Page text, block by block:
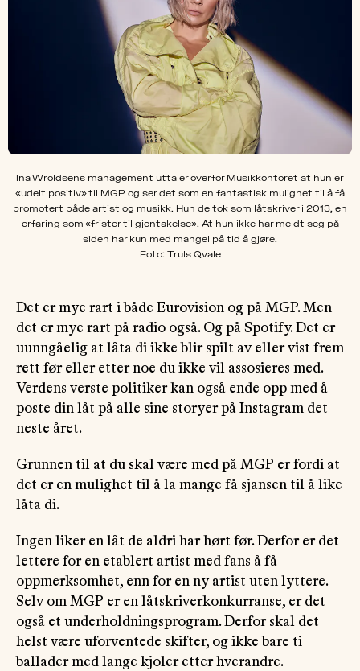
Ina Wroldsens management uttaler overfor Musikkontoret at hun er
«udelt positiv» til MGP og ser det som en fantastisk mulighet til å få
promotert både artist og musikk. Hun deltok som låtskriver i 2013, en
erfaring som «frister til gjentakelse». At hun ikke har meldt seg på
siden har kun med mangel på tid å gjøre.
Foto: Truls Qvale
Det er mye rart i både Eurovision og på MGP. Men
det er mye rart på radio også. Og på Spotify. Det er
uunngåelig at låta di ikke blir spilt av eller vist frem
rett før eller etter noe du ikke vil assosieres med.
Verdens verste politiker kan også ende opp med å
poste din låt på alle sine storyer på Instagram det
neste året.
Grunnen til at du skal være med på MGP er fordi at
det er en mulighet til å la mange få sjansen til å like
låta di.
Ingen liker en låt de aldri har hørt før. Derfor er det
lettere for en etablert artist med fans å få
oppmerksomhet, enn for en ny artist uten lyttere.
Selv om MGP er en låtskriverkonkurranse, er det
også et underholdningsprogram. Derfor skal det
helst være uforventede skifter, og ikke bare ti
ballader med lange kjoler etter hverandre.